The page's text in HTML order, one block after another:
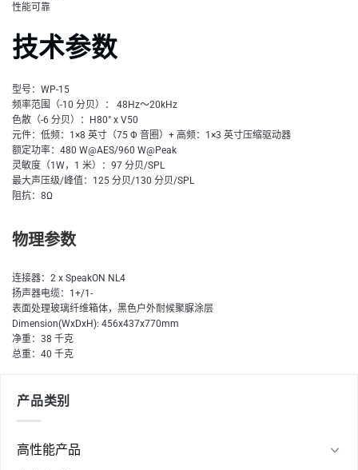
性能可靠
技术参数
型号：WP-15
频率范围（-10 分贝）： 48Hz～20kHz
色散（-6 分贝）：H80° x V50
元件：低频：1×8 英寸（75 Φ 音圈）+ 高频：1×3 英寸压缩驱动器
额定功率：480 W@AES/960 W@Peak
灵敏度（1W，1 米）：97 分贝/SPL
最大声压级/峰值：125 分贝/130 分贝/SPL
阻抗：8Ω
物理参数
连接器：2 x SpeakON NL4
扬声器电缆：1+/1-
表面处理玻璃纤维箱体，黑色户外耐候聚脲涂层
Dimension(WxDxH): 456x437x770mm
净重：38 千克
总重：40 千克
产品类别
高性能产品